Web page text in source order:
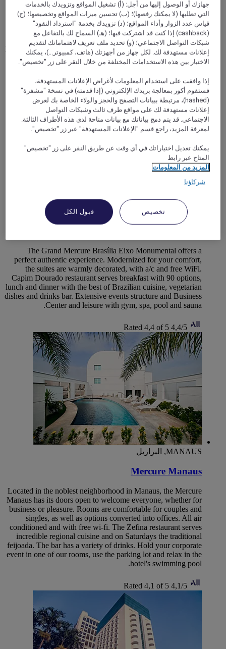
Mercure Brasília Líder is in the North Hotel Sector, 15 km
from the Airport and 1.2 km from the Bus Station. Ideal for
business or leisure. Rooms come with free WiFi, cable TV
and air conditioning. Perfect for families! Rooms adapted for
people with reduced mobility - check availability directly with
the hotel. Make the most of our fitness center and swimming
pool!
4,3/5
Rated 4,3 of 5
BRASÍLIA, البرازيل
The Grand Mercure Brasília Eixo Monumental offers a
perfect authentic experience. Modernized for your comfort,
the suites are warmly decorated, with a/c and free WiFi.
Capim Dourado restaurant serves breakfast with 90 options,
lunch and dinner with the best of Brazilian cuisine, vegetarian
dishes and drinks bar. Extensive events structure and Business
Center and leisure with gym, spa, pool and sauna.
4,4/5
Rated 4,4 of 5
MANAUS, البرازيل
Mercure Manaus
Located in the noblest neighborhood in Manaus, the Mercure
Manaus has its doors open to welcome everyone, whether for
business or pleasure. Rooms are comfortable for couples and
singles, as well as options converted into offices. All air
conditioned and with free wi-fi. The Zefina restaurant serves
incredible regional cuisine and on Saturdays the traditional
feijoada. The bar has a variety of drinks. Hold your corporate
event in one of our rooms, use the parking lot and relax in the
hotel's swimming pool.
4,1/5
Rated 4,1 of 5
جهازك أو الوصول إليها من أجل: (أ) تشغيل المواقع وتزويدك بالخدمات
التي تطلبها (لا يمكنك رفضها)؛ (ب) تحسين ميزات المواقع وتخصيصها؛ (ج)
قياس عدد الزوار وأداء المواقع؛ (د) تزويدك بخدمة "استرداد النقود"
(cashback) إذا كنت قد اشتركت فيها؛ (هـ) السماح لك بالتفاعل مع
شبكات التواصل الاجتماعي؛ (و) تحديد ملف تعريف لاهتماماتك لتقديم
إعلانات مستهدفة لك. لكل جهاز من أجهزتك (هاتف، كمبيوتر...)، يمكنك
الاختيار بين هذه الاستخدامات المختلفة من خلال النقر على زر "تخصيص".
إذا وافقت على استخدام المعلومات لأغراض الإعلانات المستهدفة،
فستقوم أكور بمعالجة بريدك الإلكتروني (إذا قدمته) في نسخة "مشفرة"
(hashed)، مرتبطة ببيانات التصفح والحجز والولاء الخاصة بك لعرض
إعلانات مستهدفة لك على مواقع طرف ثالث وشبكات التواصل
الاجتماعي. قد يتم دمج بياناتك مع بيانات متاحة لدى هذه الأطراف الثالثة.
لمعرفة المزيد، راجع قسم "الإعلانات المستهدفة" عبر زر "تخصيص".
يمكنك تعديل اختياراتك في أي وقت عن طريق النقر على زر "تخصيص"
المتاح عبر رابط
المزيد من المعلومات
شركاؤنا
تخصيص قبول الكل